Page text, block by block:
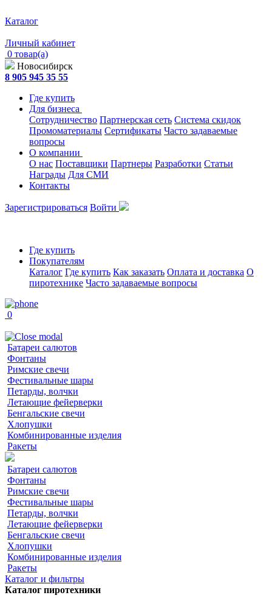
Каталог
Личный кабинет
0 товар(а)
Новосибирск
8 905 945 35 55
Где купить
Для бизнеса
Сотрудничество Партнерская сеть Система скидок
Промоматериалы Сертификаты Часто задаваемые
вопросы
О компании
О нас Поставщики Партнеры Разработки Статьи
Награды Для СМИ
Контакты
Зарегистрироваться Войти
Где купить
Покупателям
Каталог Где купить Как заказать Оплата и доставка О
пиротехнике Часто задаваемые вопросы
0
Батареи салютов
Фонтаны
Римские свечи
Фестивальные шары
Петарды, волчки
Летающие фейерверки
Бенгальские свечи
Хлопушки
Комбинированные изделия
Ракеты
Батареи салютов
Фонтаны
Римские свечи
Фестивальные шары
Петарды, волчки
Летающие фейерверки
Бенгальские свечи
Хлопушки
Комбинированные изделия
Ракеты
Каталог и фильтры
Каталог пиротехники